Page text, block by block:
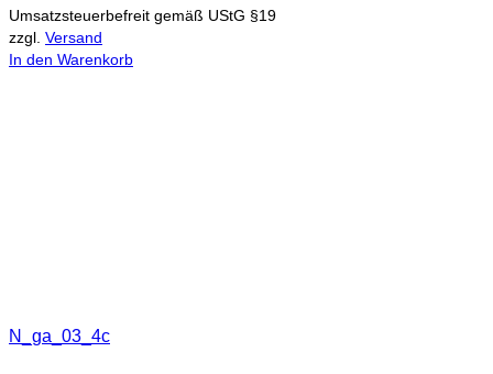
Umsatzsteuerbefreit gemäß UStG §19
zzgl. Versand
In den Warenkorb
N_ga_03_4c